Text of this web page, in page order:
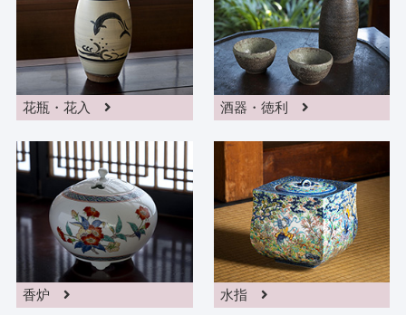
花瓶・花入 酒器・徳利
香炉 水指